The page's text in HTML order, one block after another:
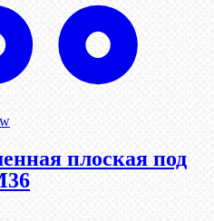
плоская под